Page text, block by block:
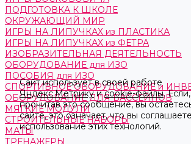
ПОДГОТОВКА К ШКОЛЕ
ОКРУЖАЮЩИЙ МИР
ИГРЫ НА ЛИПУЧКАХ из ПЛАСТИКА
ИГРЫ НА ЛИПУЧКАХ из ФЕТРА
ИЗОБРАЗИТЕЛЬНАЯ ДЕЯТЕЛЬНОСТЬ
ОБОРУДОВАНИЕ для ИЗО
ПОСОБИЯ для ИЗО
СПОРТИВНОЕ ОБОРУДОВАНИЕ и
ОБОРУДОВАНИЕ ДЛЯ БАССЕЙНОВ
МЯГКИЕ МОДУЛИ
СТРОИТЕЛЬНЫЕ НАБОРЫ
МАТЫ
ТРЕНАЖЕРЫ
Сайт использует в своей работе
Яндекс.Метрикуиcookie-файлы. Если,
прочитав это сообщение, вы
сайте, это означает, что вы
использование этих технологий.